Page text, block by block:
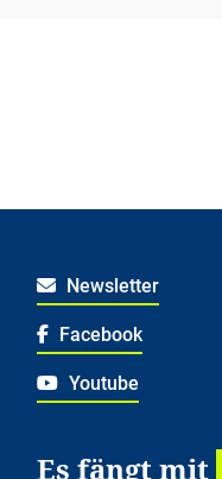
Newsletter
Facebook
Youtube
Es fängt mit